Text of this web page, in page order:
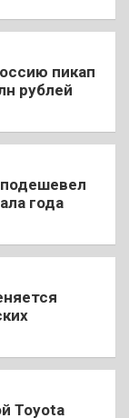
пикап
рублей
года
Toyota